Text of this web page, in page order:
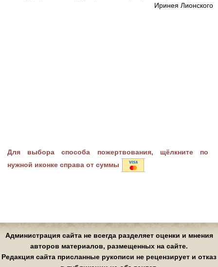
Иринея Лионского
Для выбора способа пожертвования, щёлкните по
нужной иконке справа от суммы
Администрация сайта не всегда разделяет оценки и мнения
авторов материалов, размещенных на сайте.
Редакция сайта присланные рукописи не рецензирует и отказ